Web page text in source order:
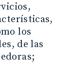
los
de las